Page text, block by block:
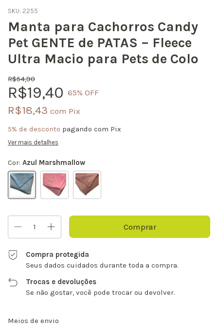
SKU: 2255
Manta para Cachorros Candy
Pet GENTE de PATAS – Fleece
Ultra Macio para Pets de Colo
R$54,90
R$19,40 65% OFF
R$18,43 com Pix
5% de desconto pagando com Pix
Ver mais detalhes
Cor: Azul Marshmallow
Compra protegida
Seus dados cuidados durante toda a compra.
Trocas e devoluções
Se não gostar, você pode trocar ou devolver.
Entregas para o CEP:
Meios de envio